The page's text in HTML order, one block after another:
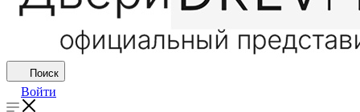
Поиск
Войти